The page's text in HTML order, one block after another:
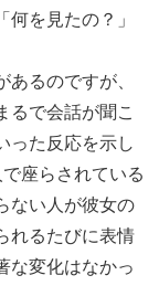
を見たの？」
るのですが、
るで会話が聞こ
った反応を示し
座らされている
ない人が彼女の
れるたびに表情
な変化はなかっ